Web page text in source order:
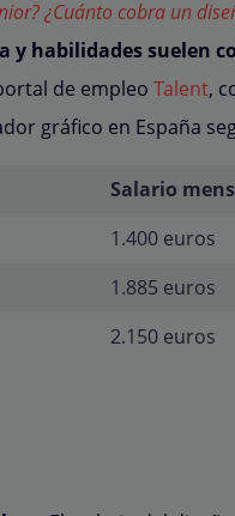
¿Cuánto cobra un
y habilidades suelen
de empleo Talent,
gráfico en España
Salario
1.400 euros
1.885 euros
2.150 euros